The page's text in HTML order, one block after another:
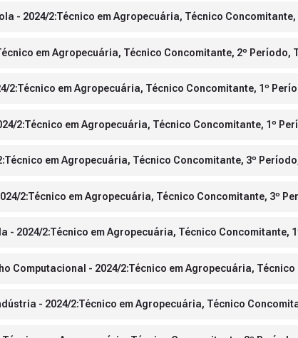
- 2024/2:Técnico em Agropecuária, Técnico
em Agropecuária, Técnico Concomitante, 2º Período,
2:Técnico em Agropecuária, Técnico Concomitante, 1º
2:Técnico em Agropecuária, Técnico Concomitante, 1º
em Agropecuária, Técnico Concomitante, 3º
2:Técnico em Agropecuária, Técnico Concomitante, 3º
- 2024/2:Técnico em Agropecuária, Técnico Concomitante,
Computacional - 2024/2:Técnico em Agropecuária,
- 2024/2:Técnico em Agropecuária, Técnico